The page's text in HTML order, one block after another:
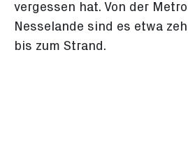
vergessen hat. Von der
Nesselande sind es etwa
bis zum Strand.